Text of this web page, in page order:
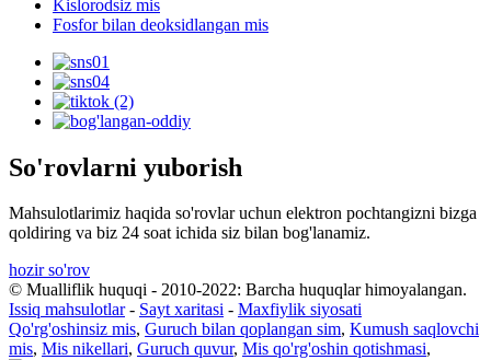
Kislorodsiz mis
Fosfor bilan deoksidlangan mis
So'rovlarni yuborish
Mahsulotlarimiz haqida so'rovlar uchun elektron pochtangizni bizga
qoldiring va biz 24 soat ichida siz bilan bog'lanamiz.
hozir so'rov
© Mualliflik huquqi - 2010-2022: Barcha huquqlar himoyalangan.
Issiq mahsulotlar- Sayt xaritasi - Maxfiylik siyosati
Qo'rg'oshinsiz mis, Guruch bilan qoplangan sim, Kumush saqlovchi
mis, Mis nikellari, Guruch quvur, Mis qo'rg'oshin qotishmasi,